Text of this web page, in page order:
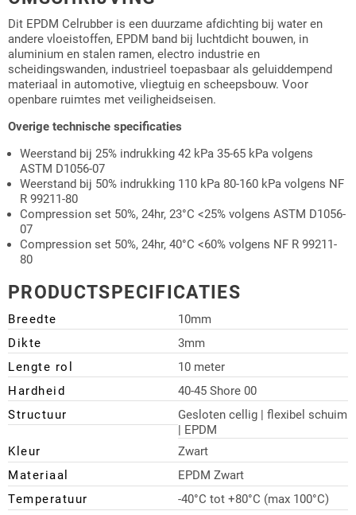
Dit EPDM Celrubber is een duurzame afdichting bij water en
andere vloeistoffen, EPDM band bij luchtdicht bouwen, in
aluminium en stalen ramen, electro industrie en
scheidingswanden, industrieel toepasbaar als geluiddempend
materiaal in automotive, vliegtuig en scheepsbouw. Voor
openbare ruimtes met veiligheidseisen.
Overige technische specificaties
Weerstand bij 25% indrukking 42 kPa 35-65 kPa volgens
ASTM D1056-07
Weerstand bij 50% indrukking 110 kPa 80-160 kPa volgens NF
R 99211-80
Compression set 50%, 24hr, 23°C <25% volgens ASTM D1056-
07
Compression set 50%, 24hr, 40°C <60% volgens NF R 99211-
80
PRODUCTSPECIFICATIES
Breedte
10mm
Dikte
3mm
Lengte rol
10 meter
Hardheid
40-45 Shore 00
Structuur
Gesloten cellig | flexibel schuim
| EPDM
Kleur
Zwart
Materiaal
EPDM Zwart
Temperatuur
-40°C tot +80°C (max 100°C)